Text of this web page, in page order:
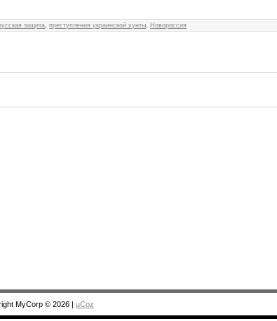
защита,преступления украинской хунты, Новороссия
MyCorp © 2026 uCoz